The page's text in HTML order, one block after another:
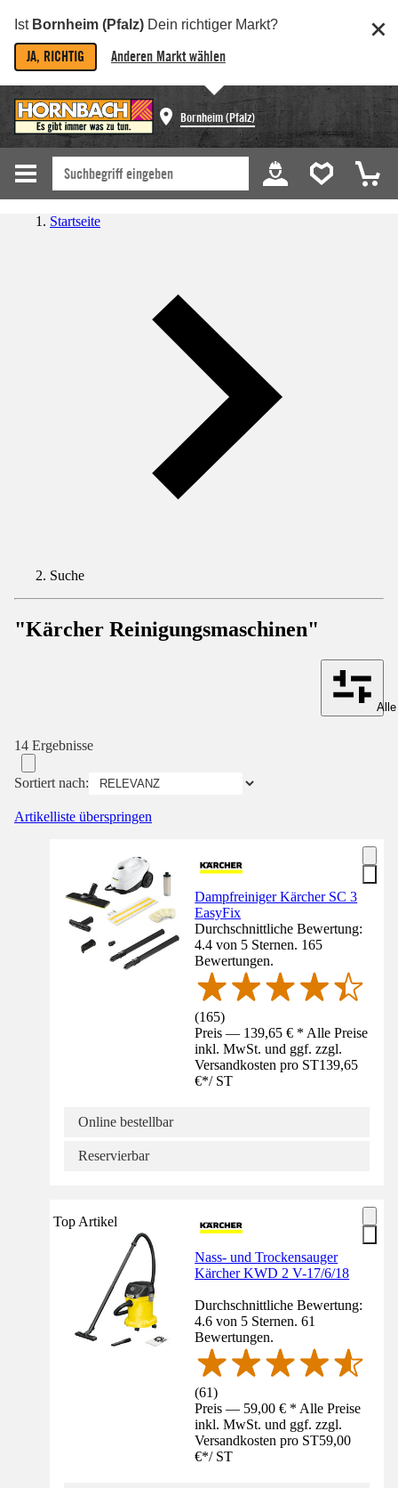
Ist Bornheim (Pfalz) Dein richtiger Markt?
JA, RICHTIG Anderen Markt wählen
Bornheim (Pfalz)
Startseite
Suche
"Kärcher Reinigungsmaschinen"
14 Ergebnisse
Sortiert nach:
Artikelliste überspringen
Dampfreiniger Kärcher SC 3
EasyFix
Durchschnittliche Bewertung:
4.4 von 5 Sternen. 165
Bewertungen.
(165)
Preis — 139,65 € * Alle Preise
inkl. MwSt. und ggf. zzgl.
Versandkosten pro ST139,65
€*/ ST
Online bestellbar
Reservierbar
Top Artikel
Nass- und Trockensauger
Kärcher KWD 2 V-17/6/18
Durchschnittliche Bewertung:
4.6 von 5 Sternen. 61
Bewertungen.
(61)
Preis — 59,00 € * Alle Preise
inkl. MwSt. und ggf. zzgl.
Versandkosten pro ST59,00
€*/ ST